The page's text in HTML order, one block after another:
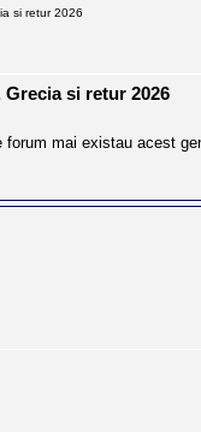
si retur 2026
si retur 2026
forum mai existau acest